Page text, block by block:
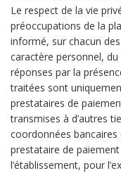
Le respect de la vie
préoccupations de la
informé, sur chacun
caractère personnel,
réponses par la
traitées sont
prestataires de
transmises à d’autres
coordonnées
prestataire de
l’établissement, pour